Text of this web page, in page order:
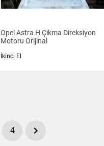
Opel Astra H Çıkma Direksiyon
Motoru Orijinal
İkinci El
4